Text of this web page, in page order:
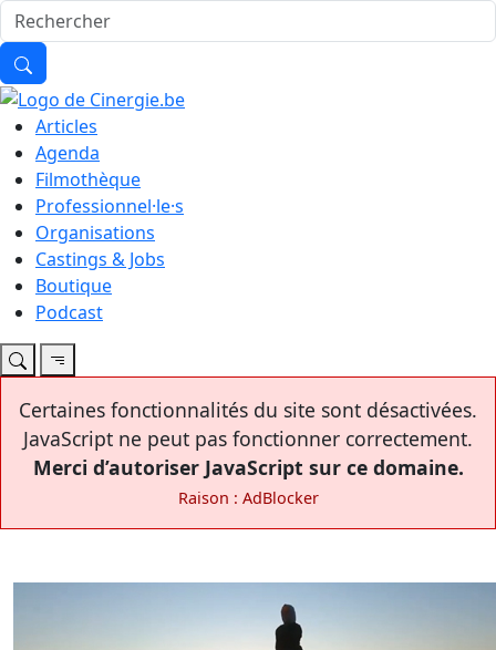
Articles
Agenda
Filmothèque
Professionnel·le·s
Organisations
Castings & Jobs
Boutique
Podcast
Certaines fonctionnalités du site sont désactivées.
JavaScript ne peut pas fonctionner correctement.
Merci d’autoriser JavaScript sur ce domaine.
Raison : AdBlocker